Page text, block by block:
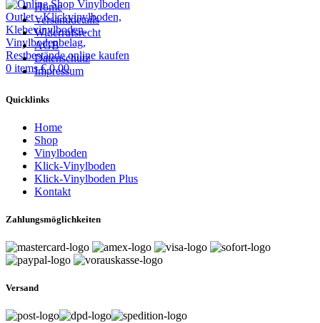
0 items €0,00
Home
Versanddetails
Widerrufsrecht
AGB
Datenschutz
Impressum
Quicklinks
Home
Shop
Vinylboden
Klick-Vinylboden
Klick-Vinylboden Plus
Kontakt
Zahlungs­möglichkeiten
Versand